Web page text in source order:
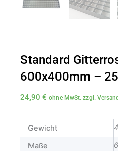
Standard
600x400mm –
24,90 € ohne MwSt. zzgl.
Gewicht
Maße